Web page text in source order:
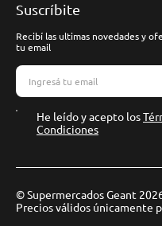
Suscríbite
Recibí las ultimas novedades y
tu email
He leído y acepto los
Condiciones
© Supermercados Geant
Precios válidos únicamente